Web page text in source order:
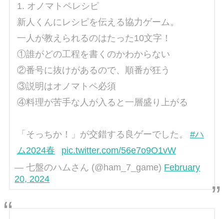
1. オノマトペレシピ
新人くんにレシピを伝える協力ゲーム。
一人が教えられるのはたった10文字！
①誰がどの工程を書くのかわからない
②番号に抜けがあるので、順番が狂う
③説明はオノマトペ必須
④料理が苦手な人が入ると一層盛り上がる
「そっちか！」が交錯する良ゲーでした。
#ハ
ム2024春
pic.twitter.com/56e7o9O1vW
— 七盤のハムさん (@ham_7_game) February
20, 2024